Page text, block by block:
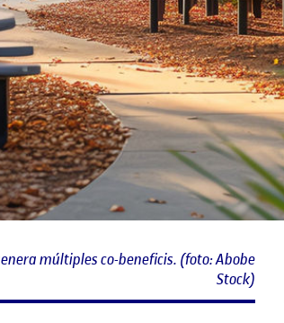
múltiples co-beneficis. (foto: Abobe
Stock)